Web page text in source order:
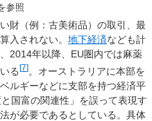
参照
財（例：古美術品）の取引、最
入されない。 地下経済なども計
2014年以降、EU圏内では麻薬
る[7]。オーストラリアに本部を
ルギーなどに支部を持つ経済平
国富の関連性」を誤って表現す
が必要であるとしている。具体